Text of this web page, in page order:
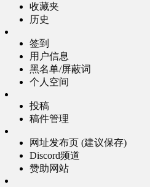
收藏夹
历史
签到
用户信息
黑名单/屏蔽词
个人空间
投稿
稿件管理
网址发布页 (建议保存)
Discord频道
赞助网站